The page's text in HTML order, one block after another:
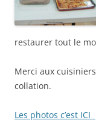
restaurer tout le
Merci aux
collation.
Les photos c’est ICI